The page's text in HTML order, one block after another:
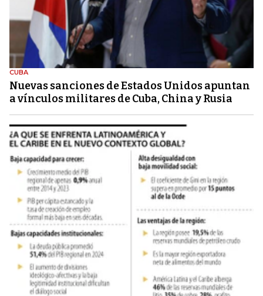
CUBA
Nuevas sanciones de Estados Unidos apuntan
a vínculos militares de Cuba, China y Rusia